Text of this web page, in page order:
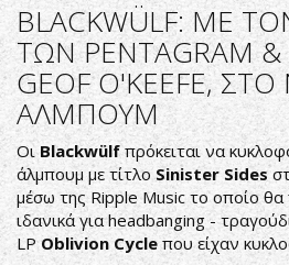
BLACKWÜLF: ΜΕ
ΤΩΝ PENTAGRAM &
GEOF O'KEEFE,
ΑΛΜΠΟΥΜ
ΟιBlackwülfπρόκειται να
άλμπουμ με τίτλοSinister Sides
μέσω της Ripple Music το οποίο θα
ιδανικά για headbanging -
LPOblivion Cycle που είχαν